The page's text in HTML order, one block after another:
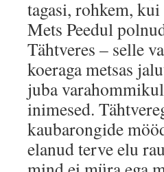
tagasi, rohkem,
Mets Peedul
Tähtveres – selle
koeraga metsas
juba
inimesed.
kaubarongide
elanud terve elu